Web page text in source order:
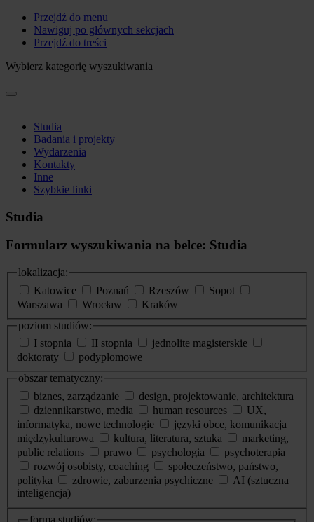
Przejdź do menu
Nawiguj po głównych sekcjach
Przejdź do treści
Wybierz kategorię wyszukiwania
Studia
Badania i projekty
Wydarzenia
Kontakty
Inne
Szybkie linki
Studia
Formularz wyszukiwania na belce: Studia
lokalizacja:
Katowice
Poznań Rzeszów
Sopot
Warszawa
Wrocław
Kraków
poziom studiów:
I stopnia
II stopnia
jednolite magisterskie
doktoraty
podyplomowe
obszar tematyczny:
biznes, zarządzanie
design, projektowanie, architektura
dziennikarstwo, media
human resources
UX,
informatyka, nowe technologie
języki obce, komunikacja
międzykulturowa
kultura, literatura, sztuka
marketing,
public relations
prawo psychologia
psychoterapia
rozwój osobisty, coaching
społeczeństwo, państwo,
polityka
zdrowie, zaburzenia psychiczne
AI (sztuczna
inteligencja)
dodatkowe
forma studiów: